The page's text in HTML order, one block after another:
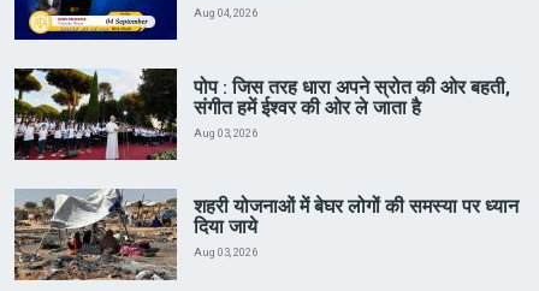
Aug 04, 2026
पोप : जिस तरह धारा अपने स्रोत की ओर बहती,
संगीत हमें ईश्वर की ओर ले जाता है
Aug 03, 2026
शहरी योजनाओं में बेघर लोगों की समस्या पर ध्यान
दिया जाये
Aug 03, 2026